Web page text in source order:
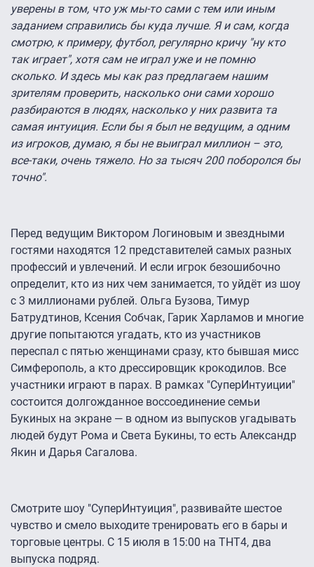
уверены в том, что уж мы-то сами с тем или иным
заданием справились бы куда лучше. Я и сам, когда
смотрю, к примеру, футбол, регулярно кричу "ну кто
так играет", хотя сам не играл уже и не помню
сколько. И здесь мы как раз предлагаем нашим
зрителям проверить, насколько они сами хорошо
разбираются в людях, насколько у них развита та
самая интуиция. Если бы я был не ведущим, а одним
из игроков, думаю, я бы не выиграл миллион – это,
все-таки, очень тяжело. Но за тысяч 200 поборолся бы
точно".
Перед ведущим Виктором Логиновым и звездными
гостями находятся 12 представителей самых разных
профессий и увлечений. И если игрок безошибочно
определит, кто из них чем занимается, то уйдёт из шоу
с 3 миллионами рублей. Ольга Бузова, Тимур
Батрудтинов, Ксения Собчак, Гарик Харламов и многие
другие попытаются угадать, кто из участников
переспал с пятью женщинами сразу, кто бывшая мисс
Симферополь, а кто дрессировщик крокодилов. Все
участники играют в парах. В рамках "СуперИнтуиции"
состоится долгожданное воссоединение семьи
Букиных на экране — в одном из выпусков угадывать
людей будут Рома и Света Букины, то есть Александр
Якин и Дарья Сагалова.
Смотрите шоу "СуперИнтуиция", развивайте шестое
чувство и смело выходите тренировать его в бары и
торговые центры. С 15 июля в 15:00 на ТНТ4, два
выпуска подряд.